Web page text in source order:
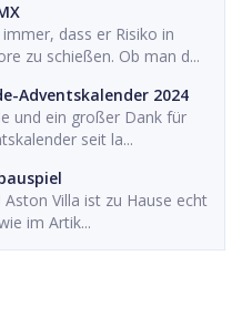
dass er Risiko in
zu schießen. Ob man d...
Adventskalender 2024
und ein großer Dank für
seit la...
Villa ist zu Hause echt
im Artik...